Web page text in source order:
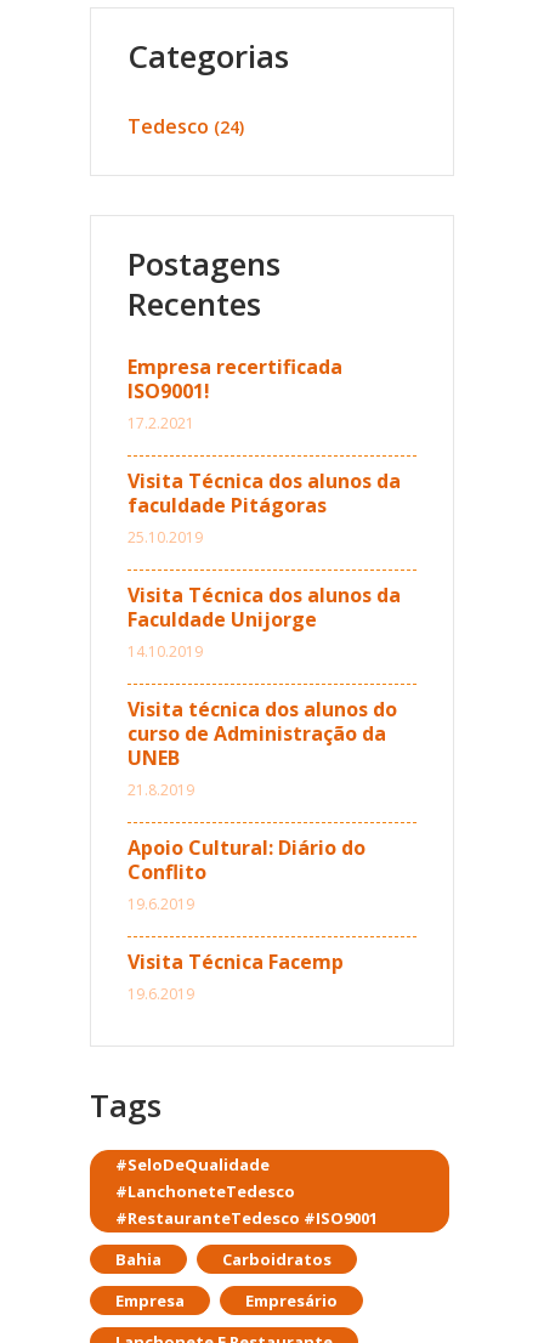
Categorias
Tedesco (24)
Postagens
Recentes
Empresa recertificada
ISO9001!
17.2.2021
Visita Técnica dos alunos da
faculdade Pitágoras
25.10.2019
Visita Técnica dos alunos da
Faculdade Unijorge
14.10.2019
Visita técnica dos alunos do
curso de Administração da
UNEB
21.8.2019
Apoio Cultural: Diário do
Conflito
19.6.2019
Visita Técnica Facemp
19.6.2019
Tags
#SeloDeQualidade
#LanchoneteTedesco
#RestauranteTedesco #ISO9001
Bahia
Carboidratos
Empresa
Empresário